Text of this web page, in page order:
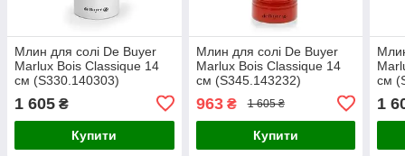
Млин для солі De Buyer
Marlux Bois Classique 14
см (S330.140303)
1 605 ₴
Купити
Млин для солі De Buyer
Marlux Bois Classique 14
см (S345.143232)
963₴ 1 605 ₴
Купити
см
1